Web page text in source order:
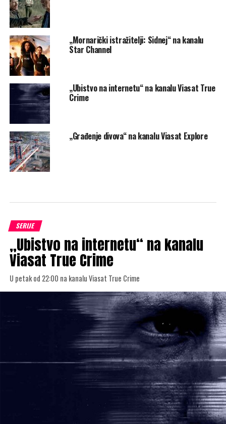
„Mornarički istražitelji: Sidnej“ na kanalu
Star Channel
„Ubistvo na internetu“ na kanalu Viasat True
Crime
„Građenje divova“ na kanalu Viasat Explore
SERIJE
„Ubistvo na internetu“ na kanalu
Viasat True Crime
U petak od 22:00 na kanalu Viasat True Crime